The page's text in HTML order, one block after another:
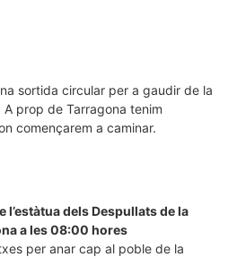
sortida circular per a gaudir de la
prop de Tarragona tenim
començarem a caminar.
l’estàtua dels Despullats de la
a les 08:00 hores
per anar cap al poble de la